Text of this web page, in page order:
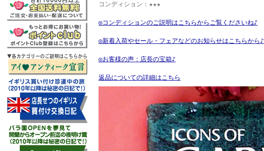
コンディション：★★★
◎コンディションのご説明はこちらからご覧くださいね♪
◎新着入荷やセール・フェアなどのお知らせはこちらから♪
◎お客様の声：店長の宝箱♪
返品についての詳細はこちら